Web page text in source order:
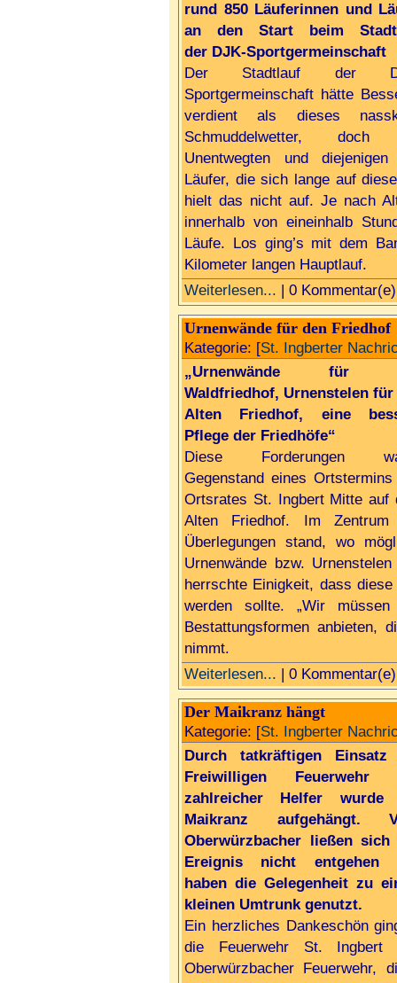
rund 850 Läuferinnen und
an den Start beim
der DJK-Sportgermeinschaft
Der Stadtlauf der
Sportgermeinschaft hätte
verdient als dieses
Schmuddelwetter, doch
Unentwegten und
Läufer, die sich lange auf
hielt das nicht auf. Je nach
innerhalb von eineinhalb
Läufe. Los ging’s mit dem
Kilometer langen Hauptlauf.
Weiterlesen... | 0 Kommentar(e)
Urnenwände für den Friedhof
Kategorie: [St. Ingberter
„Urnenwände für
Waldfriedhof, Urnenstelen für
Alten Friedhof, eine
Pflege der Friedhöfe“
Diese Forderungen
Gegenstand eines
Ortsrates St. Ingbert Mitte auf
Alten Friedhof. Im Zentrum
Überlegungen stand, wo
Urnenwände bzw.
herrschte Einigkeit, dass
werden sollte. „Wir
Bestattungsformen anbieten,
nimmt.
Weiterlesen... | 0 Kommentar(e)
Der Maikranz hängt
Kategorie: [St. Ingberter
Durch tatkräftigen Einsatz
Freiwilligen Feuerwehr
zahlreicher Helfer wurde
Maikranz aufgehängt.
Oberwürzbacher ließen sich
Ereignis nicht entgehen
haben die Gelegenheit zu
kleinen Umtrunk genutzt.
Ein herzliches Dankeschön
die Feuerwehr St. Ingbert
Oberwürzbacher